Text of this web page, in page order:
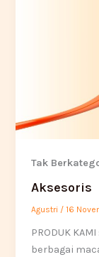
Tak
Aksesoris
Agustri /16
PRODUK
berbagai